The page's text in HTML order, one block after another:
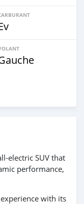
electric SUV that
performance,
with its